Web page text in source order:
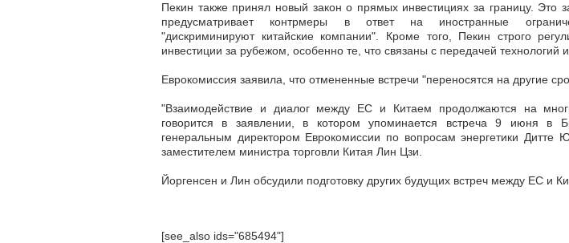
Пекин также принял новый закон о прямых инвестициях за границу. Это
предусматривает контрмеры в ответ на иностранные
"дискриминируют китайские компании". Кроме того, Пекин строго
инвестиции за рубежом, особенно те, что связаны с передачей технологий
Еврокомиссия заявила, что отмененные встречи "переносятся на другие
"Взаимодействие и диалог между ЕС и Китаем продолжаются на
говорится в заявлении, в котором упоминается встреча 9 июня в
генеральным директором Еврокомиссии по вопросам энергетики Дитте
заместителем министра торговли Китая Лин Цзи.
Йоргенсен и Лин обсудили подготовку других будущих встреч между ЕС и
[see_also ids="685494"]